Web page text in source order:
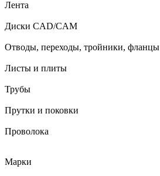
Лента
Диски CAD/CAM
Отводы, переходы, тройники, фланцы
Листы и плиты
Трубы
Прутки и поковки
Проволока
Марки